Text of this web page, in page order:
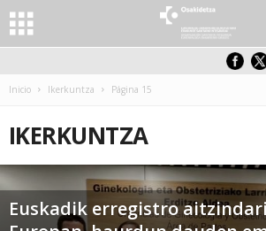
Inicio Ikerkuntza Página 15
IKERKUNTZA
Euskadik erregistro